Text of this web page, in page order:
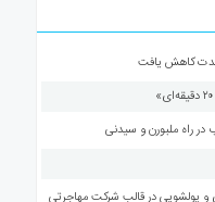
کاهش یافت
راه ملبورن و سیدنی